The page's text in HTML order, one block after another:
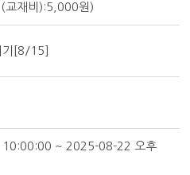
교재비):5,000원)
[8/15]
~ 2025-08-22 오후